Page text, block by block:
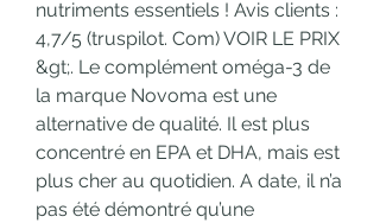
nutriments essentiels ! Avis clients :
4,7/5 (truspilot. Com) VOIR LE PRIX
&gt;. Le complément oméga-3 de
la marque Novoma est une
alternative de qualité. Il est plus
concentré en EPA et DHA, mais est
plus cher au quotidien. A date, il n’a
pas été démontré qu’une